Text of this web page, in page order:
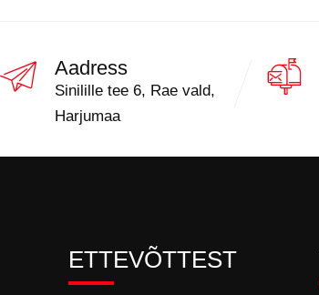
Aadress
Sinilille tee 6, Rae vald,
Harjumaa
ETTEVÕTTEST